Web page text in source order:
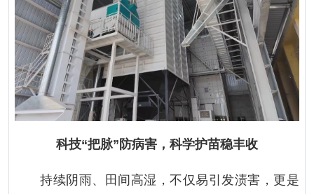
科技“把脉”防病害，科学护苗稳丰收
持续阴雨、田间高湿，不仅易引发渍害，更是